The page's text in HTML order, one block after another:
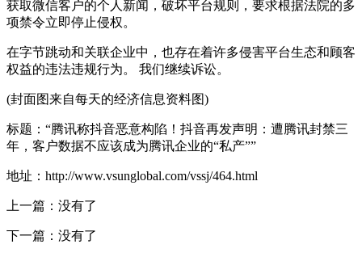
获取微信客户的个人新闻，破坏平台规则，要求根据法院的多
项禁令立即停止侵权。
在字节跳动和关联企业中，也存在着许多侵害平台生态和顾客
权益的违法违规行为。 我们继续诉讼。
(封面图来自每天的经济信息资料图)
标题：“腾讯称抖音恶意构陷！抖音再发声明：遭腾讯封禁三
年，客户数据不应该成为腾讯企业的“私产””
地址：http://www.vsunglobal.com/vssj/464.html
上一篇：没有了
下一篇：没有了